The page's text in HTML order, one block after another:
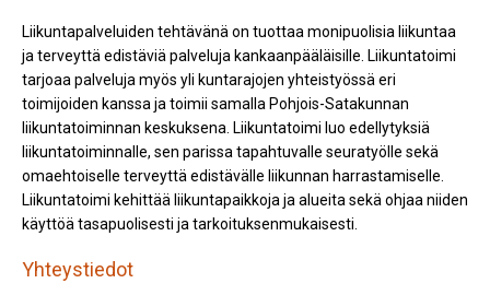
Liikuntapalveluiden tehtävänä on tuottaa monipuolisia liikuntaa
ja terveyttä edistäviä palveluja kankaanpääläisille. Liikuntatoimi
tarjoaa palveluja myös yli kuntarajojen yhteistyössä eri
toimijoiden kanssa ja toimii samalla Pohjois-Satakunnan
liikuntatoiminnan keskuksena. Liikuntatoimi luo edellytyksiä
liikuntatoiminnalle, sen parissa tapahtuvalle seuratyölle sekä
omaehtoiselle terveyttä edistävälle liikunnan harrastamiselle.
Liikuntatoimi kehittää liikuntapaikkoja ja alueita sekä ohjaa niiden
käyttöä tasapuolisesti ja tarkoituksenmukaisesti.
Yhteystiedot